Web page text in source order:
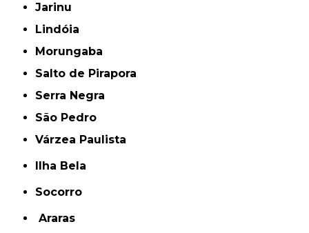
Jarinu
Lindóia
Morungaba
Salto de Pirapora
Serra Negra
São Pedro
Várzea Paulista
Ilha Bela
Socorro
Araras